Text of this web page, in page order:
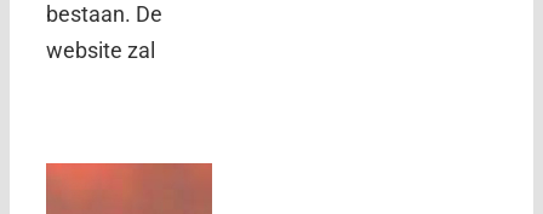
bestaan. De
website zal